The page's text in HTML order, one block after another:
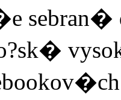
sebran�